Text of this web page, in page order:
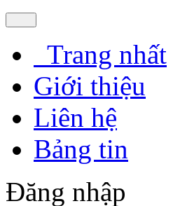
Trang nhất
Giới thiệu
Liên hệ
Bảng tin
Đăng nhập